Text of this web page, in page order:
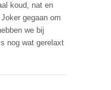
koud, nat en
gegaan om
we bij
nog wat gerelaxt